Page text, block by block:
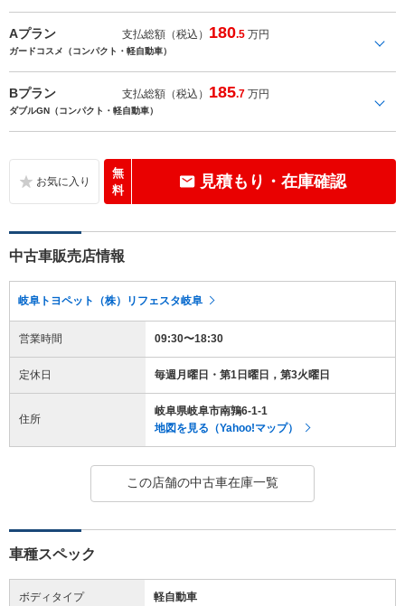
Aプラン 支払総額（税込） 180.5 万円
ガードコスメ（コンパクト・軽自動車）
Bプラン 支払総額（税込） 185.7 万円
ダブルGN（コンパクト・軽自動車）
無
料
見積もり・在庫確認
中古車販売店情報
岐阜トヨペット（株）リフェスタ岐阜
営業時間 09:30〜18:30
定休日 毎週月曜日・第1日曜日，第3火曜日
住所
岐阜県岐阜市南鶉6-1-1
地図を見る（Yahoo!マップ）
この店舗の中古車在庫一覧
車種スペック
ボディタイプ 軽自動車